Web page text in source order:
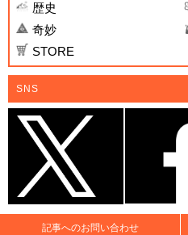
歴史
奇妙
STORE
SNS
記事へのお問い合わせ